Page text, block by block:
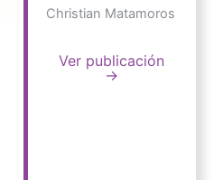
Christian Matamoros
Ver publicación
→